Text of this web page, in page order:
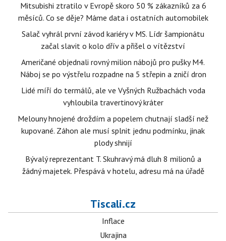
Mitsubishi ztratilo v Evropě skoro 50 % zákazníků za 6
měsíců. Co se děje? Máme data i ostatních automobilek
Salač vyhrál první závod kariéry v MS. Lídr šampionátu
začal slavit o kolo dřív a přišel o vítězství
Američané objednali rovný milion nábojů pro pušky M4.
Náboj se po výstřelu rozpadne na 5 střepin a zničí dron
Lidé míří do termálů, ale ve Vyšných Ružbachách voda
vyhloubila travertinový kráter
Melouny hnojené droždím a popelem chutnají sladší než
kupované. Záhon ale musí splnit jednu podmínku, jinak
plody shnijí
Bývalý reprezentant T. Skuhravý má dluh 8 milionů a
žádný majetek. Přespává v hotelu, adresu má na úřadě
Tiscali.cz
Inflace
Ukrajina